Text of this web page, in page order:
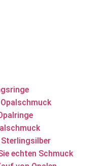
echten Schmuck